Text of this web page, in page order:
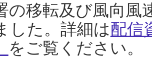
の移転及び風向風
した。詳細は配信
をご覧ください。